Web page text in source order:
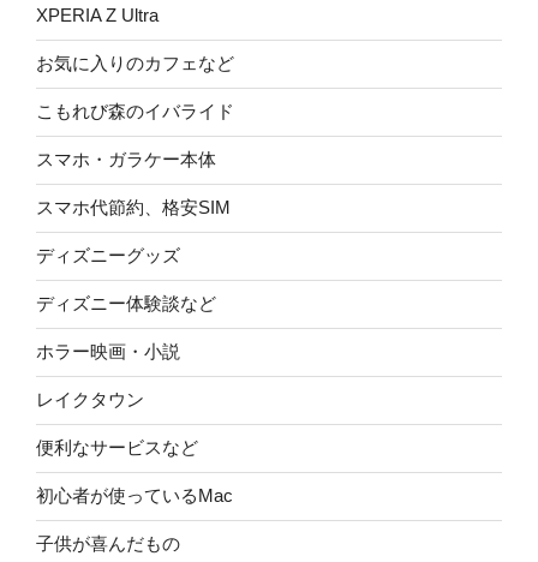
XPERIA Z Ultra
お気に入りのカフェなど
こもれび森のイバライド
スマホ・ガラケー本体
スマホ代節約、格安SIM
ディズニーグッズ
ディズニー体験談など
ホラー映画・小説
レイクタウン
便利なサービスなど
初心者が使っているMac
子供が喜んだもの